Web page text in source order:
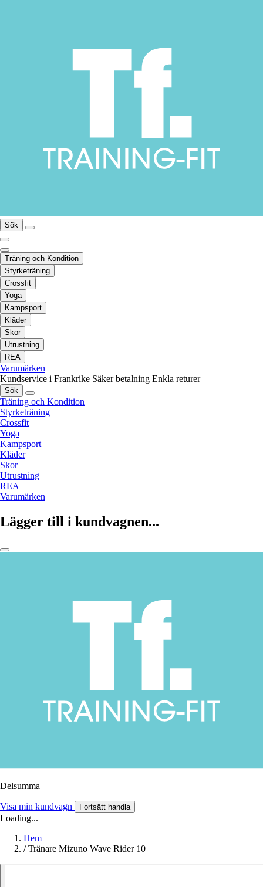
Sök
Träning och Kondition
Styrketräning
Crossfit
Yoga
Kampsport
Kläder
Skor
Utrustning
REA
Varumärken
Kundservice i Frankrike Säker betalning Enkla returer
Sök
Träning och Kondition
Styrketräning
Crossfit
Yoga
Kampsport
Kläder
Skor
Utrustning
REA
Varumärken
Lägger till i kundvagnen...
Delsumma
Visa min kundvagn Fortsätt handla
Loading...
Hem
/ Tränare Mizuno Wave Rider 10